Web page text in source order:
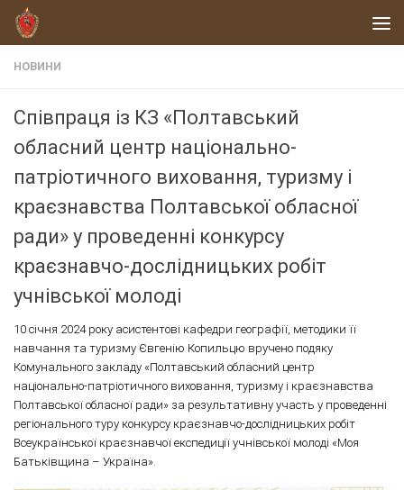
Skip to content
НОВИНИ
Співпраця із КЗ «Полтавський
обласний центр національно-
патріотичного виховання, туризму і
краєзнавства Полтавської обласної
ради» у проведенні конкурсу
краєзнавчо-дослідницьких робіт
учнівської молоді
10 січня 2024 року асистентові кафедри географії, методики її
навчання та туризму Євгенію Копильцю вручено подяку
Комунального закладу «Полтавський обласний центр
національно-патріотичного виховання, туризму і краєзнавства
Полтавської обласної ради» за результативну участь у проведенні
регіонального туру конкурсу краєзнавчо-дослідницьких робіт
Всеукраїнської краєзнавчої експедиції учнівської молоді «Моя
Батьківщина – Україна».